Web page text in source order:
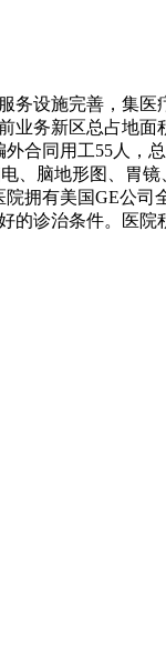
设施完善，集
地面积50亩，
合同用工55人
脑地形图、胃
拥有美国GE公
诊治条件。医